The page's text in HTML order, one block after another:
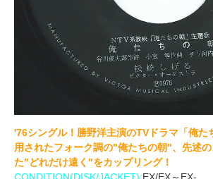
'76シングル！勝野洋主演のTVドラマ「俺た
用されたフォーク調の"俺たちの朝"、先述
た"どれだけ遠く"をカップリング！